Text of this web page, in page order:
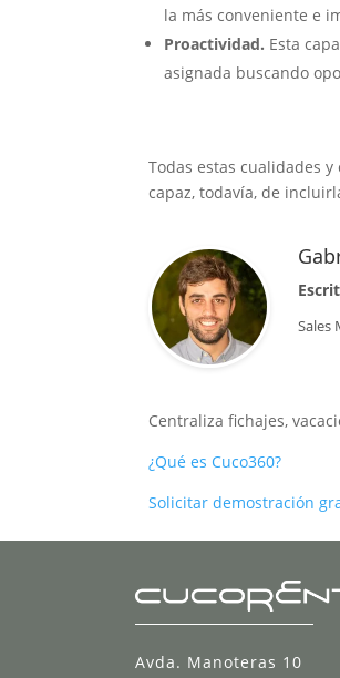
la más conveniente e
Proactividad. Esta
asignada buscando
Todas estas cualidades
capaz, todavía, de
Sales
Centraliza fichajes,
¿Qué es Cuco360?
Solicitar demostración
Avda. Manoteras 10